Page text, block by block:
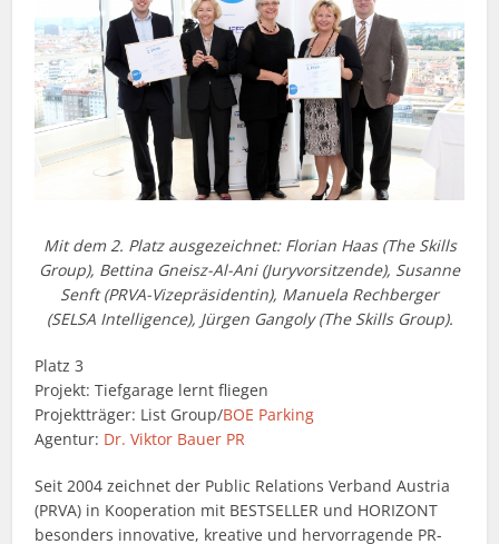
Mit dem 2. Platz ausgezeichnet: Florian Haas (The Skills
Group), Bettina Gneisz-Al-Ani (Juryvorsitzende), Susanne
Senft (PRVA-Vizepräsidentin), Manuela Rechberger
(SELSA Intelligence), Jürgen Gangoly (The Skills Group).
Platz 3
Projekt: Tiefgarage lernt fliegen
Projektträger: List Group/BOE Parking
Agentur: Dr. Viktor Bauer PR
Seit 2004 zeichnet der Public Relations Verband Austria
(PRVA) in Kooperation mit BESTSELLER und HORIZONT
besonders innovative, kreative und hervorragende PR-